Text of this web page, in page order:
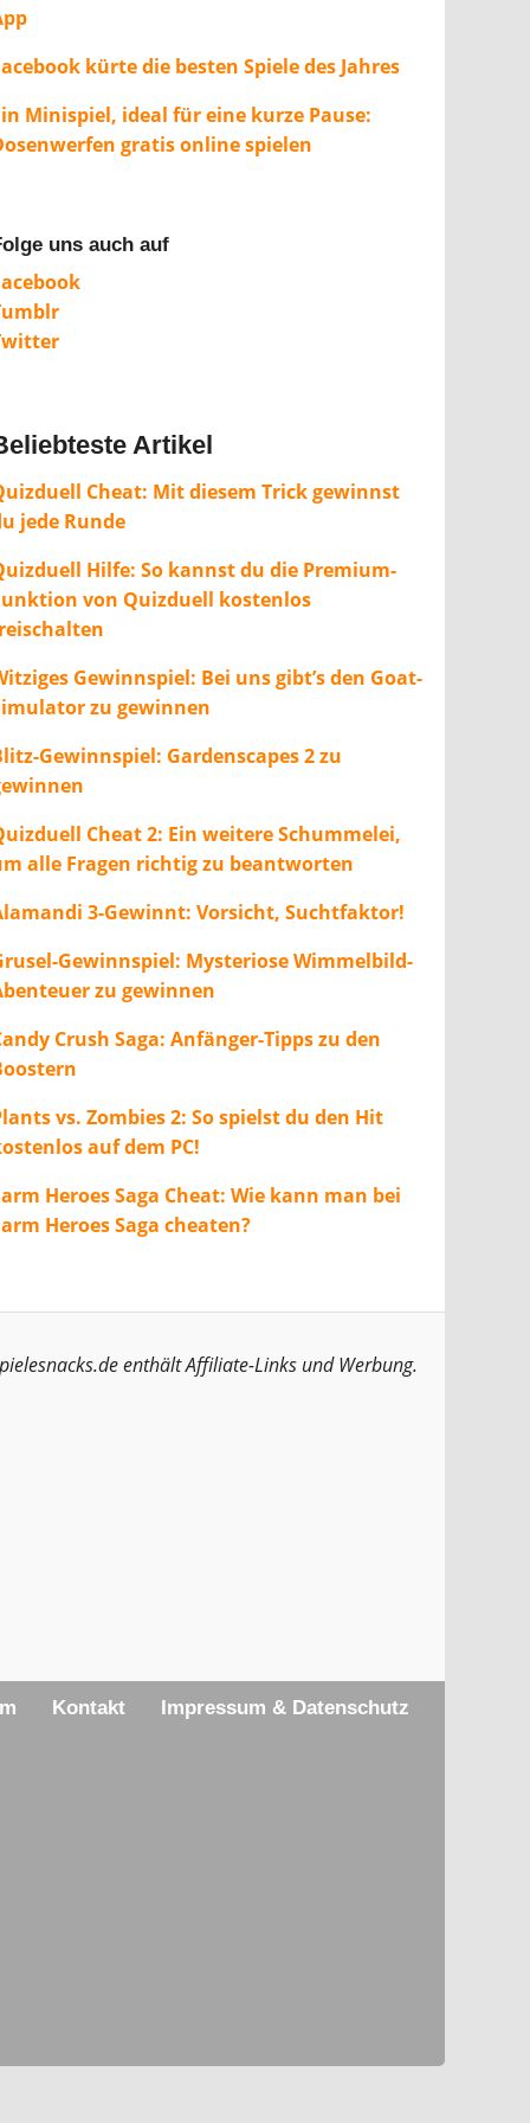
kürte die besten Spiele des Jahres
Minispiel, ideal für eine kurze Pause:
gratis online spielen
uns auch auf
Artikel
Cheat: Mit diesem Trick gewinnst
jede Runde
Hilfe: So kannst du die Premium-
von Quizduell kostenlos
Gewinnspiel: Bei uns gibt’s den Goat-
zu gewinnen
Gewinnspiel: Gardenscapes 2 zu
Cheat 2: Ein weitere Schummelei,
alle Fragen richtig zu beantworten
3-Gewinnt: Vorsicht, Suchtfaktor!
Gewinnspiel: Mysteriose Wimmelbild-
zu gewinnen
Crush Saga: Anfänger-Tipps zu den
vs. Zombies 2: So spielst du den Hit
auf dem PC!
Heroes Saga Cheat: Wie kann man bei
Heroes Saga cheaten?
enthält Affiliate-Links und Werbung.
Kontakt Impressum & Datenschutz